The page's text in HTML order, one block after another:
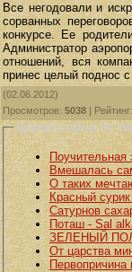
Все негодовали и
сорванных
конкурсе. Ее
Администратор
отношений, вся
принес целый поднос
(02.06.2012)
Просмотров: 5038 Рейтинг:
Другие статьи по
Поучительная
Вмешалась
О таких
Красный
Сатурнов
Поташ - Sal
ЗЕЛЕНЫЙ
От царства